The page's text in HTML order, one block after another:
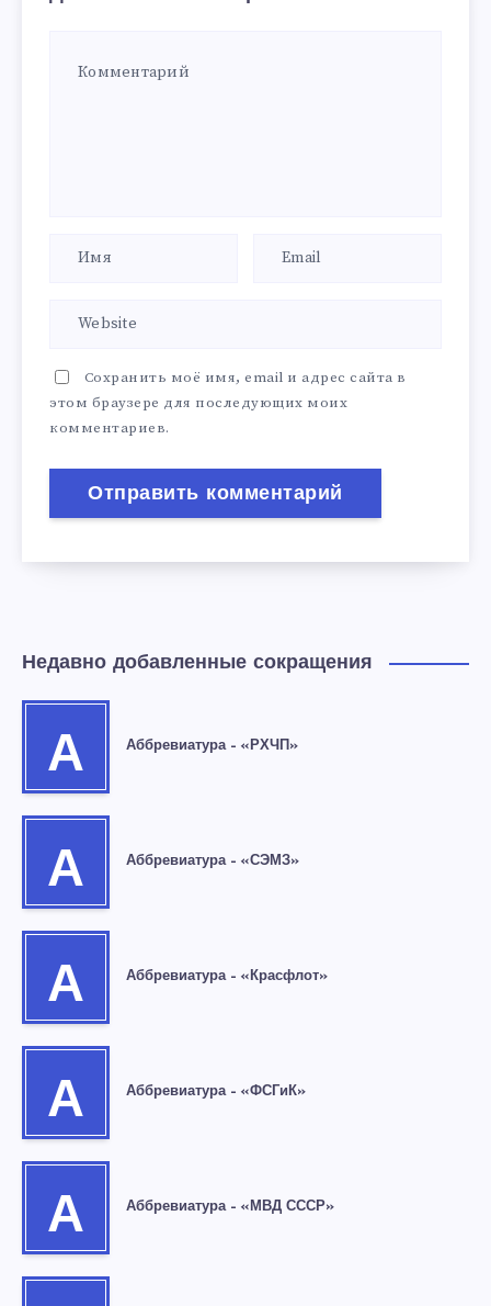
Сохранить моё имя, email и адрес сайта в
этом браузере для последующих моих
комментариев.
Недавно добавленные сокращения
А Аббревиатура – «РХЧП»
А Аббревиатура – «СЭМЗ»
А Аббревиатура – «Красфлот»
А Аббревиатура – «ФСГиК»
А Аббревиатура – «МВД СССР»